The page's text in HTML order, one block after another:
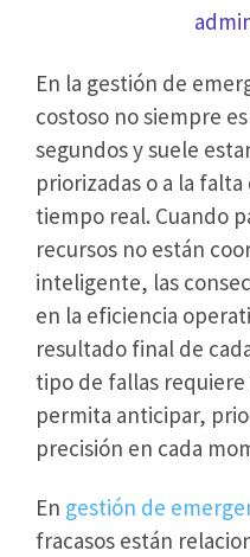
En la gestión de
costoso no siempre
segundos y suele
priorizadas o a la
tiempo real. Cuando
recursos no están
inteligente, las
en la eficiencia
resultado final de
tipo de fallas
permita anticipar,
precisión en cada
En gestión de
fracasos están